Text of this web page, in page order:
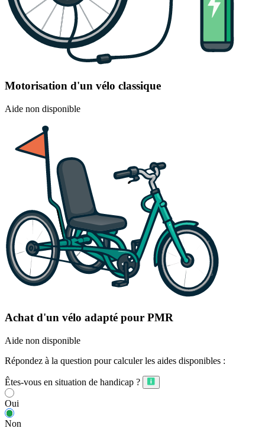
Motorisation d'un vélo classique
Aide non disponible
Achat d'un vélo adapté pour PMR
Aide non disponible
Répondez à la question pour calculer les aides disponibles :
Êtes-vous en situation de handicap ?
Oui
Non